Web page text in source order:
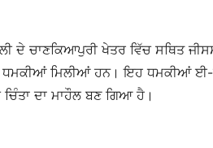
ਦੇ ਚਾਣਕਿਆਪੁਰੀ ਖੇਤਰ ਵਿੱਚ ਸਥਿਤ
ਧਮਕੀਆਂ ਮਿਲੀਆਂ ਹਨ। ਇਹ ਧਮਕੀਆਂ
ਦਾ ਮਾਹੌਲ ਬਣ ਗਿਆ ਹੈ।